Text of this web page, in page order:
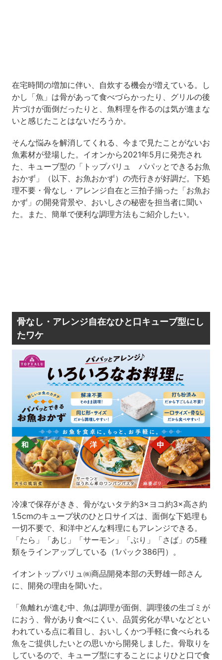
在宅時間の増加に伴い、自炊する機会が増えている。し
かし「魚」は骨があって食べづらかったり、グリルの後
片づけが面倒だったりと、魚料理を作るのは気が進まな
いと感じたことはないだろうか。
そんな悩みを解消してくれる、今まで見たことがないお
魚素材が登場した。イオンから2021年5月に発売され
た、キューブ型の「トップバリュ パパッとできるお魚
おかず」（以下、お魚おかず）の売行きが好調だ。下処
理不要・骨なし・アレンジ自在と三拍子揃った「お魚お
かず」の開発背景や、おいしさの秘密を担当者に聞い
た。また、簡単で便利な調理方法もご紹介したい。
骨なし・アレンジ自在なひと口キューブ型にし
たワケ
冷凍で保存がきき、骨がないタテ約3×ヨコ約3×高さ約
1.5cmのキューブ状のひと口サイズは、面倒な下処理も
一切不要で、和洋中どんな料理にもアレンジできる。
「たら」「あじ」「サーモン」「ぶり」「さば」の5種
類をラインアップしている（1パック386円）。
イオントップバリュ㈱商品開発本部の天野雄一郎さん
に、開発の理由を聞いた。
「魚離れが進む中、魚は調理が面倒、調理後の生ゴミが
におう、骨があり食べにくい、品質劣化が早いなどとい
われている点に着目し、おいしくかつ手軽に食べられる
魚をご提供したいとの思いから開発しました。骨取りを
しているので、キューブ型にすることによりひと口で食